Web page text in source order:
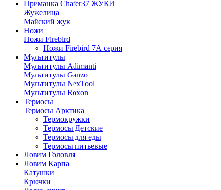
Приманка Chafer37 ЖУКИ
Жужелица
Майский жук
Ножи
Ножи Firebird
Ножи Firebird 7А серия
Мультитулы
Мультитулы Adimanti
Мультитулы Ganzo
Мультитулы NexTool
Мультитулы Roxon
Термосы
Термосы Арктика
Термокружки
Термосы Детские
Термосы для еды
Термосы питьевые
Ловим Головля
Ловим Карпа
Катушки
Крючки